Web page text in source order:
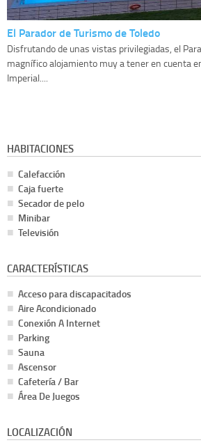
El Parador de Turismo de Toledo
Disfrutando de unas vistas privilegiadas, el
magnífico alojamiento muy a tener en cuenta
Imperial....
HABITACIONES
Calefacción
Caja fuerte
Secador de pelo
Minibar
Televisión
CARACTERÍSTICAS
Acceso para discapacitados
Aire Acondicionado
Conexión A Internet
Parking
Sauna
Ascensor
Cafetería / Bar
Área De Juegos
LOCALIZACIÓN